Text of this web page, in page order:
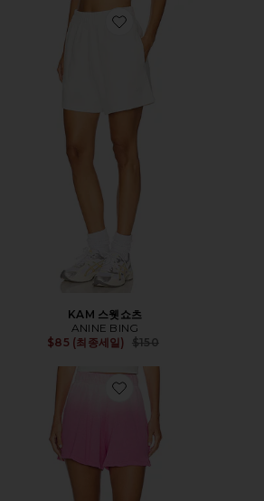
Favorite KAM 스웻쇼츠
KAM 스웻쇼츠
ANINE BING
$85 (최종세일)
Previous price:
$150
Favorite PINTO 짧은 바지